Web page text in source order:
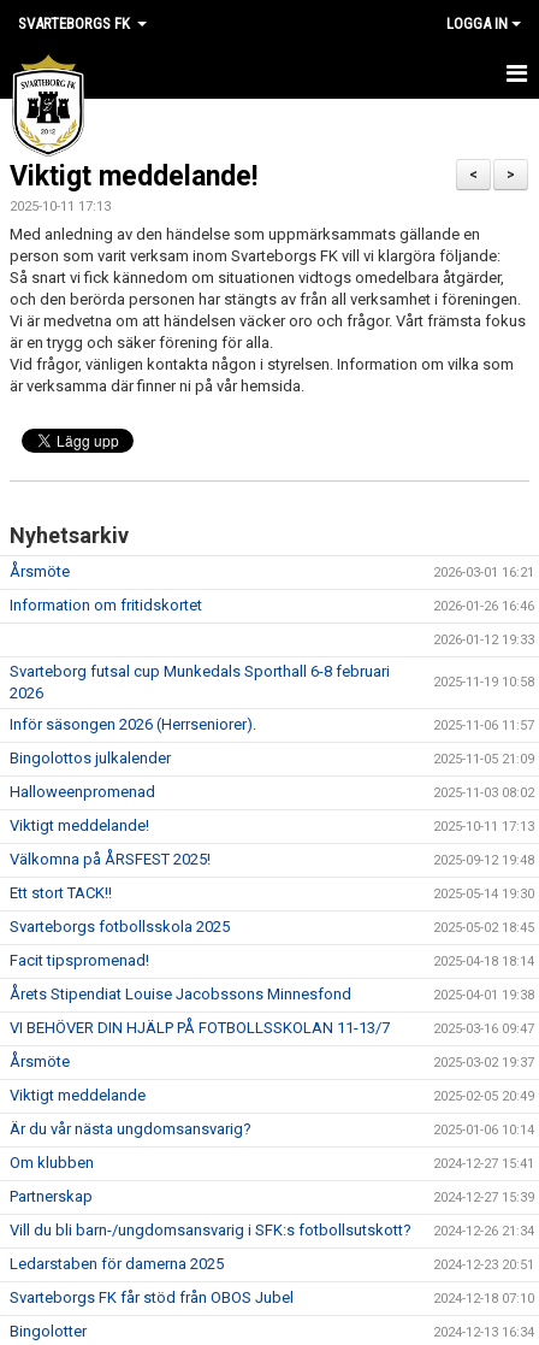
SVARTEBORGS FK LOGGA IN
HEM
NYHETER
OM KLUBBEN
KALENDER
VÅRA LAG
KLUBBSHOP
MEDLEM
KONSTGRÄS
SPONSORHUSET
>
<
Viktigt meddelande!
2025-10-11 17:13
Med anledning av den händelse som uppmärksammats gällande en
person som varit verksam inom Svarteborgs FK vill vi klargöra följande:
Så snart vi fick kännedom om situationen vidtogs omedelbara åtgärder,
och den berörda personen har stängts av från all verksamhet i föreningen.
Vi är medvetna om att händelsen väcker oro och frågor. Vårt främsta fokus
är en trygg och säker förening för alla.
Vid frågor, vänligen kontakta någon i styrelsen. Information om vilka som
är verksamma där finner ni på vår hemsida.
Nyhetsarkiv
Årsmöte 2026-03-01 16:21
Information om fritidskortet 2026-01-26 16:46
2026-01-12 19:33
Svarteborg futsal cup Munkedals Sporthall 6-8 februari
2026
2025-11-19 10:58
Inför säsongen 2026 (Herrseniorer). 2025-11-06 11:57
Bingolottos julkalender 2025-11-05 21:09
Halloweenpromenad 2025-11-03 08:02
Viktigt meddelande! 2025-10-11 17:13
Välkomna på ÅRSFEST 2025! 2025-09-12 19:48
Ett stort TACK!! 2025-05-14 19:30
Svarteborgs fotbollsskola 2025 2025-05-02 18:45
Facit tipspromenad! 2025-04-18 18:14
Årets Stipendiat Louise Jacobssons Minnesfond 2025-04-01 19:38
VI BEHÖVER DIN HJÄLP PÅ FOTBOLLSSKOLAN 11-13/7 2025-03-16 09:47
Årsmöte 2025-03-02 19:37
Viktigt meddelande 2025-02-05 20:49
Är du vår nästa ungdomsansvarig? 2025-01-06 10:14
Om klubben 2024-12-27 15:41
Partnerskap 2024-12-27 15:39
Vill du bli barn-/ungdomsansvarig i SFK:s fotbollsutskott? 2024-12-26 21:34
Ledarstaben för damerna 2025 2024-12-23 20:51
Svarteborgs FK får stöd från OBOS Jubel 2024-12-18 07:10
Bingolotter 2024-12-13 16:34